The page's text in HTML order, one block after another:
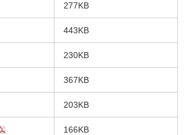
277KB
443KB
230KB
367KB
203KB
166KB